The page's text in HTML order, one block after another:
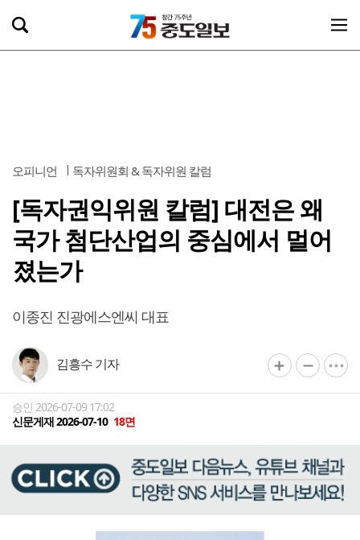
오피니언 독자위원회 & 독자위원 칼럼
[독자권익위원 칼럼] 대전은 왜
국가 첨단산업의 중심에서 멀어
졌는가
이종진 진광에스엔씨 대표
김흥수 기자
승인 2026-07-09 17:02
신문게재 2026-07-10 18면